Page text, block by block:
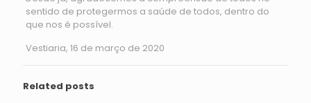
sentido de protegermos a saúde de todos, dentro do
que nos é possível.
Vestiaria, 16 de março de 2020
Related posts